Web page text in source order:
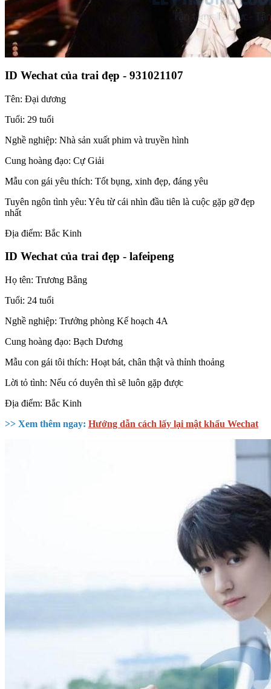
ID Wechat của trai đẹp - 931021107
Tên: Đại dương
Tuổi: 29 tuổi
Nghề nghiệp: Nhà sản xuất phim và truyền hình
Cung hoàng đạo: Cự Giải
Mẫu con gái yêu thích: Tốt bụng, xinh đẹp, đáng yêu
Tuyên ngôn tình yêu: Yêu từ cái nhìn đầu tiên là cuộc gặp gỡ đẹp
nhất
Địa điểm: Bắc Kinh
ID Wechat của trai đẹp - lafeipeng
Họ tên: Trương Bằng
Tuổi: 24 tuổi
Nghề nghiệp: Trưởng phòng Kế hoạch 4A
Cung hoàng đạo: Bạch Dương
Mẫu con gái tôi thích: Hoạt bát, chân thật và thỉnh thoảng
Lời tỏ tình: Nếu có duyên thì sẽ luôn gặp được
Địa điểm: Bắc Kinh
>> Xem thêm ngay: Hướng dẫn cách lấy lại mật khẩu Wechat